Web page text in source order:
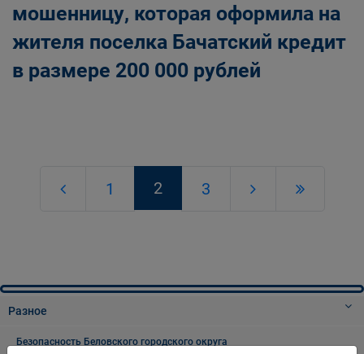
мошенницу, которая оформила на
жителя поселка Бачатский кредит
в размере 200 000 рублей
1 2 3
Разное
Безопасность Беловского городского округа